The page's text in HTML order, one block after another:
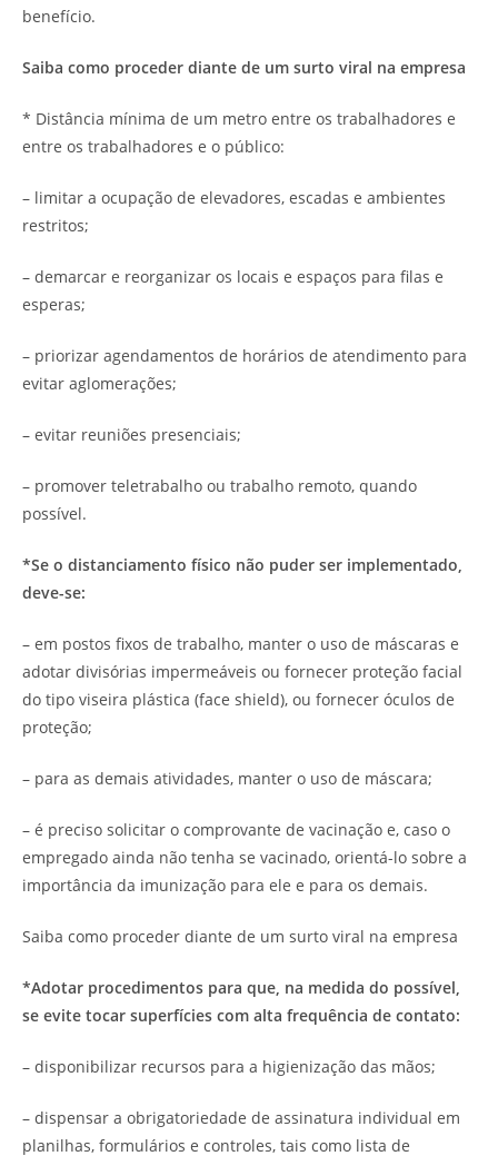
benefício.
Saiba como proceder diante de um surto viral na empresa
* Distância mínima de um metro entre os trabalhadores e
entre os trabalhadores e o público:
– limitar a ocupação de elevadores, escadas e ambientes
restritos;
– demarcar e reorganizar os locais e espaços para filas e
esperas;
– priorizar agendamentos de horários de atendimento para
evitar aglomerações;
– evitar reuniões presenciais;
– promover teletrabalho ou trabalho remoto, quando
possível.
*Se o distanciamento físico não puder ser implementado,
deve-se:
– em postos fixos de trabalho, manter o uso de máscaras e
adotar divisórias impermeáveis ou fornecer proteção facial
do tipo viseira plástica (face shield), ou fornecer óculos de
proteção;
– para as demais atividades, manter o uso de máscara;
– é preciso solicitar o comprovante de vacinação e, caso o
empregado ainda não tenha se vacinado, orientá-lo sobre a
importância da imunização para ele e para os demais.
Saiba como proceder diante de um surto viral na empresa
*Adotar procedimentos para que, na medida do possível,
se evite tocar superfícies com alta frequência de contato:
– disponibilizar recursos para a higienização das mãos;
– dispensar a obrigatoriedade de assinatura individual em
planilhas, formulários e controles, tais como lista de